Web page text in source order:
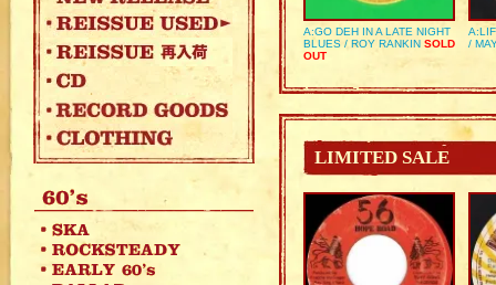
A:GO DEH IN A LATE NIGHT
BLUES / ROY RANKIN SOLD
OUT
/
LIMITED SALE